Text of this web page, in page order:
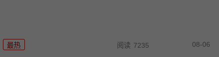
最热 阅读 7235 08-06